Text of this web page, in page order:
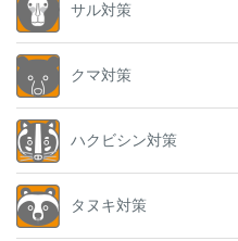
サル対策
クマ対策
ハクビシン対策
タヌキ対策